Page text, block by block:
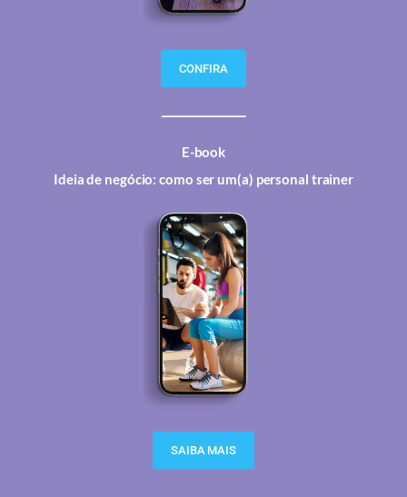
CONFIRA
E-book
Ideia de negócio: como ser um(a) personal trainer
SAIBA MAIS